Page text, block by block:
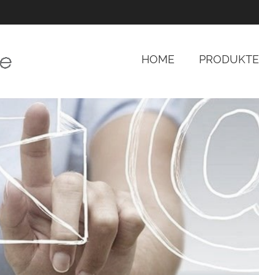
HOME PRODUKTE